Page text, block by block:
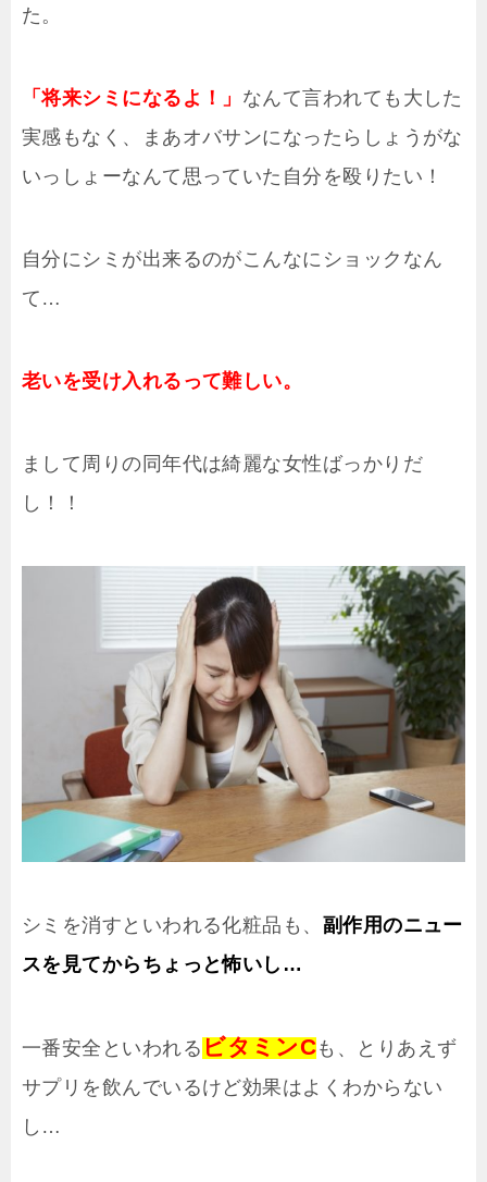
た。
「将来シミになるよ！」 なんて言われても大した
実感もなく、まあオバサンになったらしょうがな
いっしょーなんて思っていた自分を殴りたい！
自分にシミが出来るのがこんなにショックなん
て…
老いを受け入れるって難しい。
まして周りの同年代は綺麗な女性ばっかりだ
し！！
シミを消すといわれる化粧品も、 副作用のニュー
スを見てからちょっと怖いし…
一番安全といわれる ビタミンCも、とりあえず
サプリを飲んでいるけど効果はよくわからない
し…